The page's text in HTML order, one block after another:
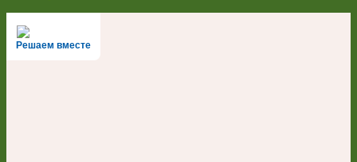
Решаем вместе